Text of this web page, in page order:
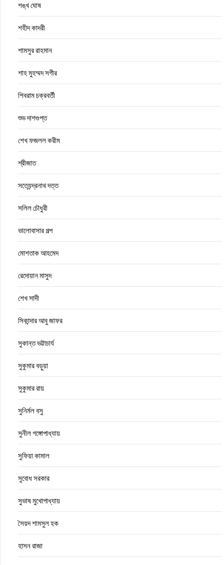
শঙ্খ ঘোষ
শহীদ কাদরী
শামসুর রাহমান
শাহ মুহম্মদ সগীর
শিবরাম চক্রবর্তী
শুভ দাশগুপ্ত
শেখ ফজলল করীম
শ্রীজাত
সত্যেন্দ্রনাথ দত্ত
সলিল চৌধুরী
ভালোবাসার গল্প
মোশতাক আহমেদ
রেদোয়ান মাসুদ
শেখ সাদী
সিকান্দার আবু জাফর
সুকান্ত ভট্টাচার্য
সুকুমার বড়ুয়া
সুকুমার রায়
সুনির্মল বসু
সুনীল গঙ্গোপাধ্যায়
সুফিয়া কামাল
সুবোধ সরকার
সুভাষ মুখোপাধ্যায়
সৈয়দ শামসুল হক
হাসন রাজা